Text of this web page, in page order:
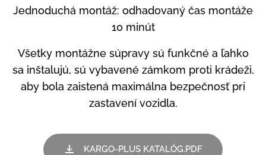
Jednoduchá montáž: odhadovaný čas montáže
10 minút
Všetky montážne súpravy sú funkčné a ľahko
sa inštalujú, sú vybavené zámkom proti krádeži,
aby bola zaistená maximálna bezpečnosť pri
zastavení vozidla.
KARGO-PLUS KATALÓG.PDF